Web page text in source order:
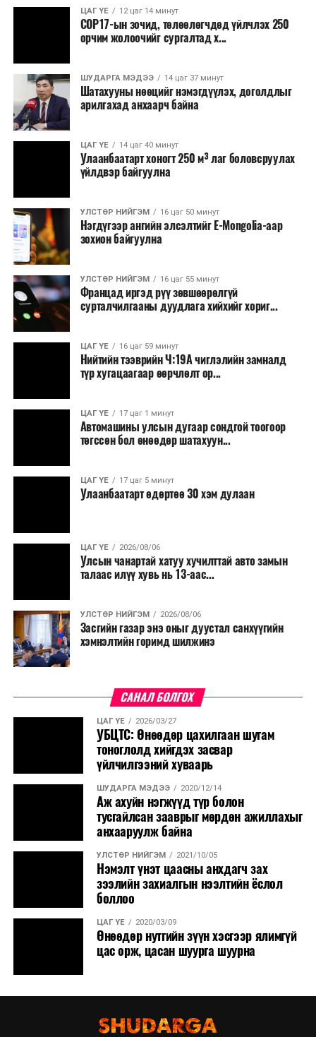
шийдвэртэйгээс бусад хурал, зөвлөгөөн, ой,
тэмдэглэлт өдөр, найр наадам, соёлын арга
Урьдчилан төлөвлөсөн төрийн өндөр албан
тушаалтны томилолтоос бусад гадаад
томилолт, гадаадын зочин хүлээн авах зардал;
Зайлшгүй шаардлагагүй тоног төхөөрөмж,
тавилга, автомашин худалдан авах;
Батлан хамгаалах, хууль зүйн салбараас бусад
Хуулиар заавал мэдээлэхээс бусад кино,
контент, хэвлэлийн зардал;
Заавал олгохоос бусад тэтгэмж, урамшуулал.
Санхүүгийн хэмнэлтийн горимыг 2026 оны
арванхоёрдугаар сарын 31 хүртэл мөрдөнө. Харин
эрүүл мэндийн салбар уг хэмнэлтийн горимд
хамрагдахгүй бөгөөд цэцэрлэг, сургуулийн хүүхдийн
эрт илрүүлэг, вакцинжуулалт, томуу, томуу төст
өвчний эсрэг арга хэмжээ зэрэг зайлшгүй
үргэлжилнэ гэж Ерөнхий сайд Н.Учрал онцоллоо.
Мөн бүх шатны төсвийн ерөнхийлөн захирагч нарт
салбар бүрдээ урсгал зардлыг 20 хувиар бууруулах,
нөхөн томилгоо хийхгүй байх, аялал, амралт, зугаалга,
хамт олны урлаг, спортын арга хэмжээг зохион
байгуулахгүй байх, төрийн албанд шинэ орон тоо бий
сургалтыг цахим хэлбэрт шилжүүлэх, төрийн албан
хаагчдыг зарим өдрүүдэд цахимаар ажиллуулах арга
хэмжээг үргэлжлүүлэхийг үүрэг болголоо.
Төсвийн сахилга бат сайжирч, эдийн засгийн нөхцөл
байдал хэвийн болсон тохиолдолд эдгээр
хязгаарлалтыг үе шаттайгаар сулруулах юм.
ЦАГ ҮЕ 12 цаг 14 минут
COP17-ын зочид, төлөөлөгчдөд үйлчлэх 250
орчим жолоочийг сургалтад х...
ШУДАРГА МЭДЭЭ 14 цаг 37 минут
Шатахууны нөөцийг нэмэгдүүлэх, доголдлыг
арилгахад анхаарч байна
ЦАГ ҮЕ 14 цаг 40 минут
Улаанбаатарт хоногт 250 м³ лаг боловсруулах
үйлдвэр байгуулна
УЛСТӨР НИЙГЭМ 16 цаг 50 минут
Нэгдүгээр ангийн элсэлтийг E-Mongolia-аар
зохион байгуулна
УЛСТӨР НИЙГЭМ 16 цаг 55 минут
Францад иргэд рүү зөвшөөрөлгүй
сурталчилгааны дуудлага хийхийг хориг...
ЦАГ ҮЕ 16 цаг 59 минут
Нийтийн тээврийн Ч:19А чиглэлийн замналд
түр хугацаагаар өөрчлөлт ор...
ЦАГ ҮЕ 17 цаг 1 минут
Автомашины улсын дугаар сондгой тоогоор
төгссөн бол өнөөдөр шатахуун...
ЦАГ ҮЕ 17 цаг 5 минут
Улаанбаатарт өдөртөө 30 хэм дулаан
ЦАГ ҮЕ 2026/08/06
Улсын чанартай хатуу хучилттай авто замын
талаас илүү хувь нь 13-аас...
УЛСТӨР НИЙГЭМ 2026/08/06
Засгийн газар энэ оныг дуустал санхүүгийн
хэмнэлтийн горимд шилжинэ
САНАЛ БОЛГОХ
ЦАГ ҮЕ 2026/03/27
УБЦТС: Өнөөдөр цахилгаан шугам
тоноглолд хийгдэх засвар
үйлчилгээний хуваарь
ШУДАРГА МЭДЭЭ 2020/12/14
Аж ахуйн нэгжүүд түр болон
тусгайлсан зааврыг мөрдөн ажиллахыг
анхааруулж байна
УЛСТӨР НИЙГЭМ 2021/10/05
Нэмэлт үнэт цаасны анхдагч зах
зээлийн захиалгын нээлтийн ёслол
боллоо
ЦАГ ҮЕ 2020/03/09
Өнөөдөр нутгийн зүүн хэсгээр ялимгүй
цас орж, цасан шуурга шуурна